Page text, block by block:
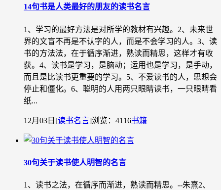
14句书是人类最好的朋友的读书名言
1、学习的最好方法是对所学的教材有兴趣。2、未来世
界的文盲不再是不认字的人，而是不会学习的人。3、读
书的方法法，在于循序渐进，熟读而精思，这样才有收
获。4、读书是学习，是脑动；运用也是学习，是手动，
而且是比读书更重要的学习。5、不爱读书的人，思想会
停止和僵化。6、聪明的人用两只眼睛读书，一只眼睛看
纸...
12月03日 [读书名言]浏览：4116书籍
30句关于读书使人明智的名言
1、读书之法，在循序而渐进，熟读而精思。--朱熹2、